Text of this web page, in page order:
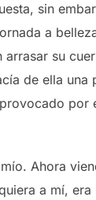
sin
a
su
de ella una
por
Ahora
a mí,